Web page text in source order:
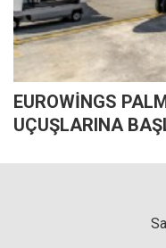
EUROWİNGS
UÇUŞLARINA